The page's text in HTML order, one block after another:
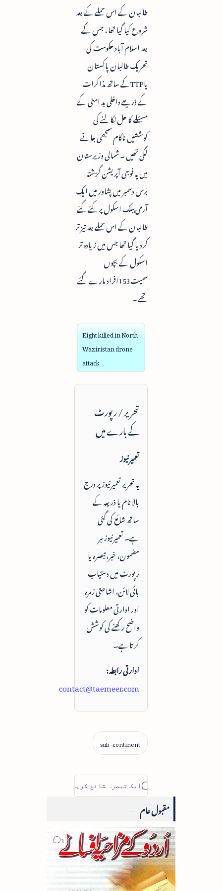
طالبان کے اس حملے کے بعد
شروع کیا گیا تھا ، جس کے
بعد اسلام آباد حکومت کی
تحریک طالبان پاکستان
یاTTPکے ساتھ مذاکرات
کے ذریعے داخلی بد امنی کے
مسئلے کا حل نکالنے کی
کوششیں ناکام سمجھی جانے
لگی تھیں ۔ شمالی وزیرستان
میں یہ فوجی آپریشن گزشتہ
برس دسمبر میں پشاور میں ایک
آرمی پبلک اسکول پر کئے گئے
طالبان کے اس حملے بعد تیز تر
کردیا گیا تھا جس میں زیادہ تر
اسکول کے بچوں
سمیت153افراد مارے گئے
تھے ۔
Eight killed in North
Waziristan drone
attack
تحریر / رپورٹ
کے بارے میں
تعمیرنیوز
یہ تحریر تعمیرنیوز پر درج
بالا نام یا ذریعہ کے
ساتھ شائع کی گئی
ہے۔ تعمیرنیوز ہر
مضمون، خبر، تبصرہ یا
رپورٹ میں دستیاب
بائی لائن، اشاعتی زمرہ
اور ادارتی معلومات کو
واضح رکھنے کی کوشش
کرتا ہے۔
ادارتی رابطہ:
contact@taemeer.com
مقبول عام